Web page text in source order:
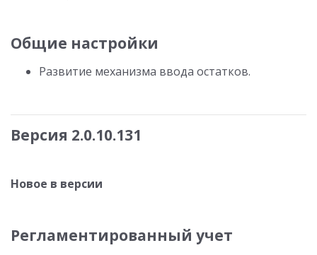
Общие настройки
Развитие механизма ввода остатков.
Версия 2.0.10.131
Новое в версии
Регламентированный учет